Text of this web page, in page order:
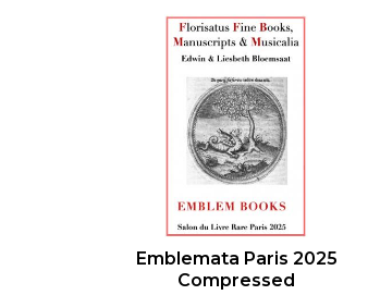
Emblemata Paris 2025
Compressed